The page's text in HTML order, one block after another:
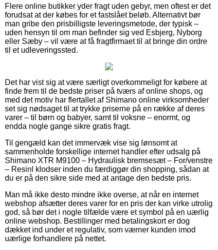
Flere online butikker yder fragt uden gebyr, men oftest er det
forudsat at der købes for et fastslået beløb. Alternativt bør
man gribe den prisbilligste leveringsmetode, der typisk –
uden hensyn til om man befinder sig ved Esbjerg, Nyborg
eller Sæby – vil være at få fragtfirmaet til at bringe din ordre
til et udleveringssted.
Det har vist sig at være særligt overkommeligt for købere at
finde frem til de bedste priser på tværs af online shops, og
med det motiv har flertallet af Shimano online virksomheder
set sig nødsaget til at trykke priserne på en række af deres
varer – til børn og babyer, samt til voksne – enormt, og
endda nogle gange sikre gratis fragt.
Til gengæld kan det immervæk vise sig lønsomt at
sammenholde forskellige internet handler efter udsalg på
Shimano XTR M9100 – Hydraulisk bremsesæt – For/venstre
– Resinl klodser inden du færdiggør din shopping, sådan at
du er på den sikre side med at antage den bedste pris.
Man må ikke desto mindre ikke overse, at når en internet
webshop afsætter deres varer for en pris der kan virke utrolig
god, så bør det i nogle tilfælde være et symbol på en uærlig
online webshop. Bestillinger med betalingskort er dog
dækket ind under et regulativ, som værner kunden imod
uærlige forhandlere på nettet.